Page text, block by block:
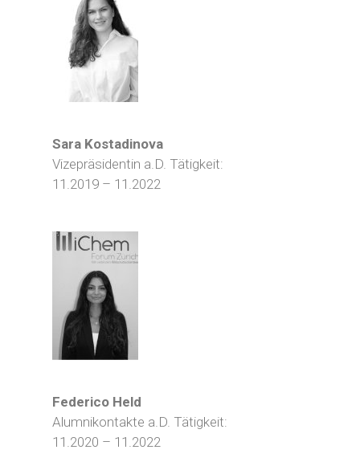
Sara Kostadinova
Vizepräsidentin a.D. Tätigkeit:
11.2019 – 11.2022
Federico Held
Alumnikontakte a.D. Tätigkeit:
11.2020 – 11.2022